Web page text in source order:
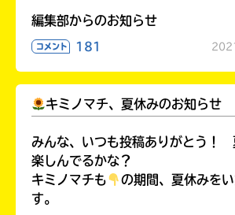
編集部からのお知らせ
コメント 181
キミノマチ、夏休みのお知らせ
みんな、いつも投稿ありがとう！
楽しんでるかな？
キミノマチも
の期間、夏休みを
す。